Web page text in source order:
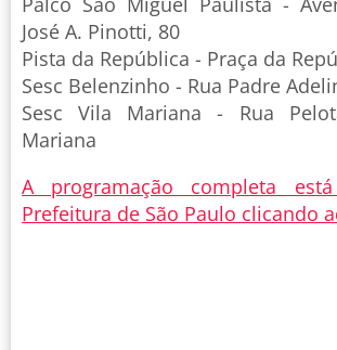
José A. Pinotti, 80
Pista da República - Praça da
Sesc Belenzinho - Rua Padre
Sesc Vila Mariana - Rua
Mariana
A programação completa
Prefeitura de São Paulo clicando